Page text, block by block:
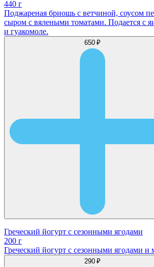
440 г
Поджареная бриошь с ветчиной, соусом
сыром с вялеными томатами. Подается с
и гуакомоле.
650 ₽
Греческий йогурт с сезонными ягодами
200 г
Греческий йогурт с сезонными ягодами и
290 ₽